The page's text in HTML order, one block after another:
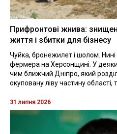
Прифронтові жнива:
життя і збитки для бізнесу
Чуйка, бронежилет і шолом. Нині
фермера на Херсонщині. У
чим ближчий Дніпро, який
окуповану ліву частину області,
31 липня 2026